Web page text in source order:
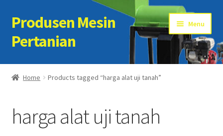
Skip
to
navigation
Skip
to
content
Produsen Mesin
Pertanian
Menu
Home
Cart
Home Products tagged “harga alat uji tanah”
harga alat uji tanah